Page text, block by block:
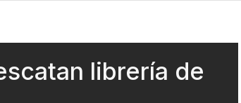
librería de